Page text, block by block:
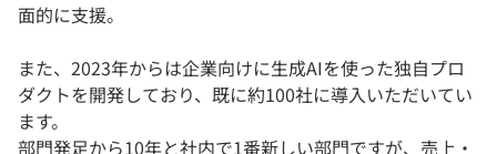
面的に支援。
また、2023年からは企業向けに生成AIを使った独自プロ
ダクトを開発しており、既に約100社に導入いただいてい
ます。
部門発足から10年と社内で1番新しい部門ですが、売上・